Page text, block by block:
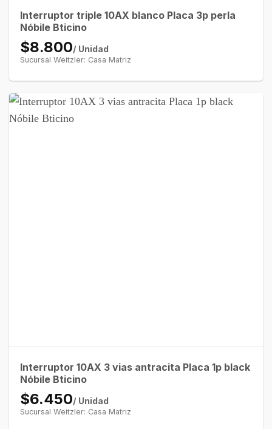
Interruptor triple 10AX blanco Placa 3p perla
Nóbile Bticino
$8.800/ Unidad
Sucursal Weitzler: Casa Matriz
Interruptor 10AX 3 vias antracita Placa 1p black
Nóbile Bticino
$6.450/ Unidad
Sucursal Weitzler: Casa Matriz